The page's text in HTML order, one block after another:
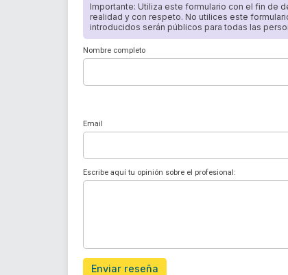
Importante: Utiliza este formulario con el fin de
realidad y con respeto. No utilices este
introducidos serán públicos para todas las
Nombre completo
Email
Escribe aquí tu opinión sobre el profesional:
Enviar reseña